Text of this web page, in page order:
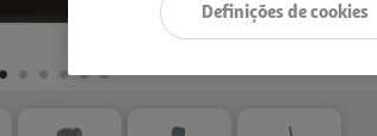
Definições de cookies